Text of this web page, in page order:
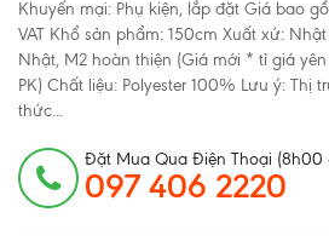
Khuyến mại: Phụ kiện, lắp đặt Giá bao
VAT Khổ sản phẩm: 150cm Xuất xứ:
Nhật, M2 hoàn thiện (Giá mới * tỉ giá
PK) Chất liệu: Polyester 100% Lưu ý: Thị
thức...
Đặt Mua Qua Điện Thoại (8h00
097 406 2220